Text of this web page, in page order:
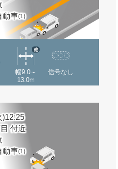
動車(1)
幅9.0～
13.0m
他
信号なし
)12:25
付近
動車(1)